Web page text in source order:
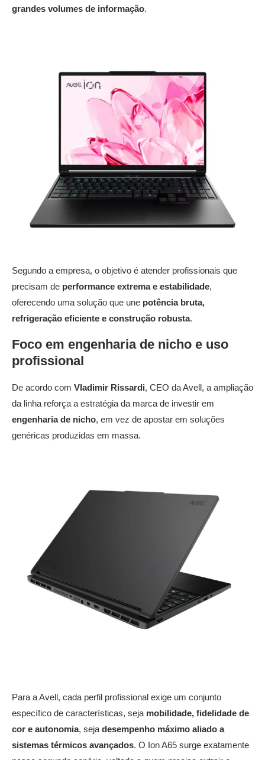
grandes volumes de informação.
Segundo a empresa, o objetivo é atender profissionais que
precisam de performance extrema e estabilidade,
oferecendo uma solução que une potência bruta,
refrigeração eficiente e construção robusta.
Foco em engenharia de nicho e uso
profissional
De acordo com Vladimir Rissardi, CEO da Avell, a ampliação
da linha reforça a estratégia da marca de investir em
engenharia de nicho, em vez de apostar em soluções
genéricas produzidas em massa.
Para a Avell, cada perfil profissional exige um conjunto
específico de características, seja mobilidade, fidelidade de
cor e autonomia, seja desempenho máximo aliado a
sistemas térmicos avançados. O Ion A65 surge exatamente